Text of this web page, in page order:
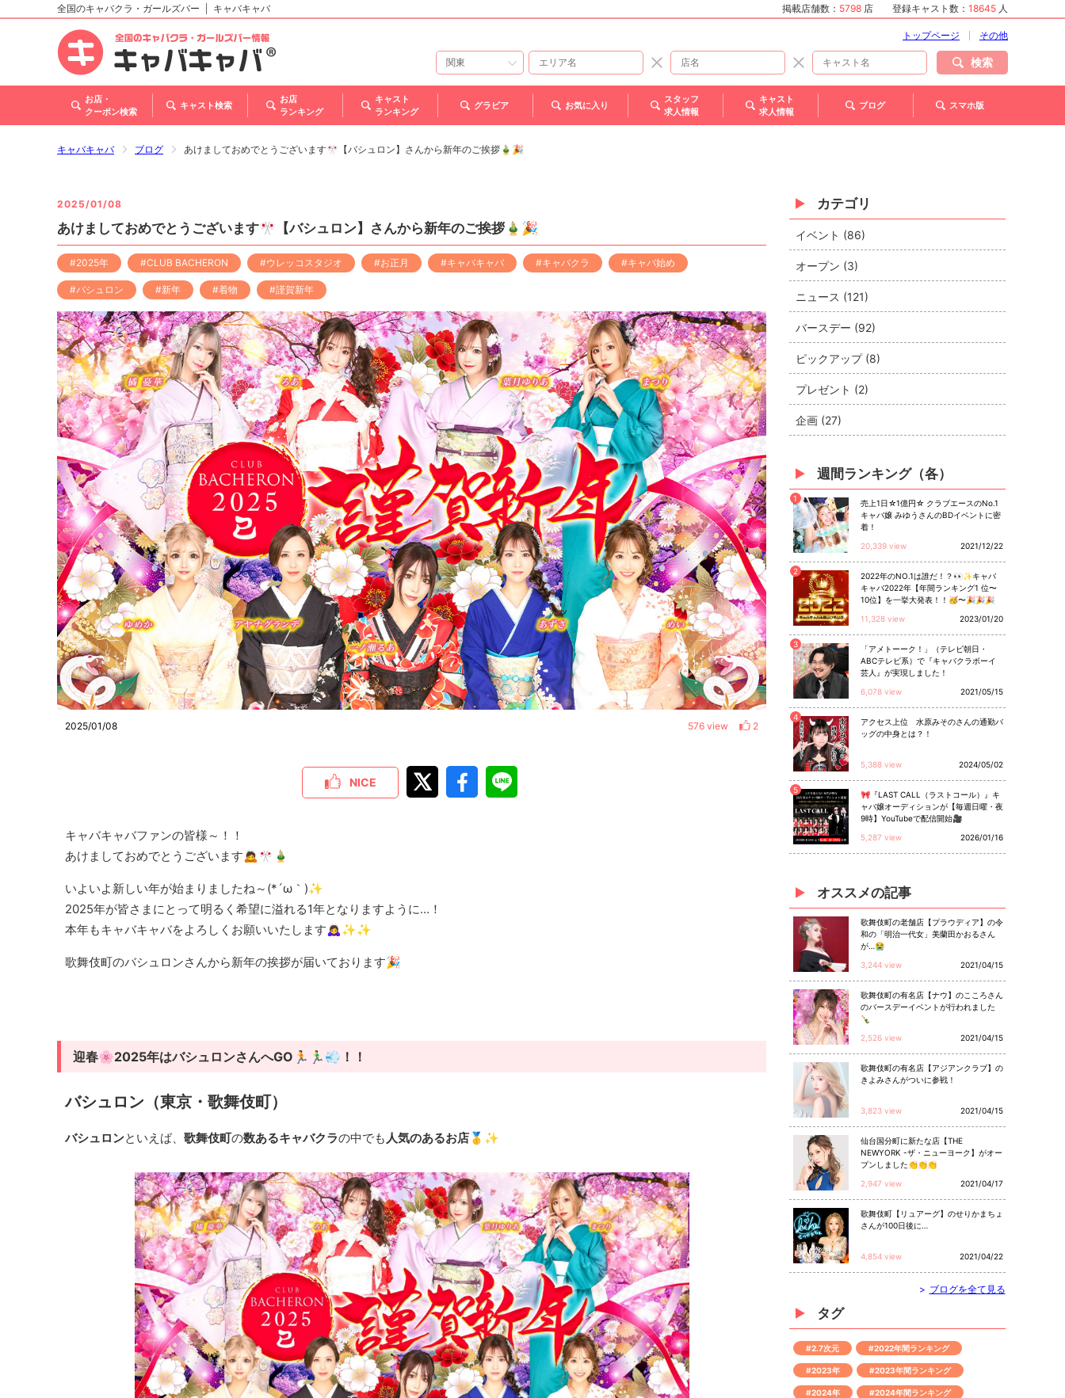
北海道
東北
甲信越・北陸
関西
全国のキャバクラ・ガールズバー キャバキャバ 掲載店舗数： 5798 店 登録キャスト数： 18645 人
トップページ その他
検索
お店・
クーポン検索
キャスト検索
お店
ランキング
キャスト
ランキング
グラビア お気に入り
スタッフ
求人情報
キャスト
求人情報
ブログ スマホ版
キャバキャバ ブログ あけましておめでとうございます🎌【バシュロン】さんから新年のご挨拶🎍🎉
2025/01/08
あけましておめでとうございます🎌【バシュロン】さんから新年のご挨拶🎍🎉
#2025年 #CLUB BACHERON #ウレッコスタジオ #お正月 #キャバキャバ #キャバクラ #キャバ始め
#バシュロン #新年 #着物 #謹賀新年
2025/01/08 576 view 2
NICE
キャバキャバファンの皆様～！！
あけましておめでとうございます🙇🎌🎍
いよいよ新しい年が始まりましたね～(*´ω｀)✨
2025年が皆さまにとって明るく希望に溢れる1年となりますように…！
本年もキャバキャバをよろしくお願いいたします🙇‍♀️✨✨
歌舞伎町のバシュロンさんから新年の挨拶が届いております🎉
迎春🌸2025年はバシュロンさんへGO🏃🏃‍♂️💨！！
バシュロン（東京・歌舞伎町）
バシュロンといえば、 歌舞伎町の数あるキャバクラの中でも 人気のあるお店 🥇✨
カテゴリ
イベント (86)
オープン (3)
ニュース (121)
バースデー (92)
ピックアップ (8)
プレゼント (2)
企画 (27)
週間ランキング（各）
1
売上1日☆1億円☆ クラブエースのNo.1
キャバ嬢 みゆうさんのBDイベントに密
着！
20,339 view
2021/12/22
2
2022年のNO.1は誰だ！？👀✨キャバ
キャバ2022年【年間ランキング1 位〜
10位】を一挙大発表！！🥳〜🎉🎉🎉
11,328 view
2023/01/20
3
「アメトーーク！」（テレビ朝日・
ABCテレビ系）で『キャバクラボーイ
芸人』が実現しました！
6,078 view
2021/05/15
4
アクセス上位 水原みそのさんの通勤バ
ッグの中身とは？！
5,388 view 2024/05/02
5
🎀『LAST CALL（ラストコール）』キ
ャバ嬢オーディションが【毎週日曜・夜
9時】YouTubeで配信開始🎥
5,287 view
2026/01/16
オススメの記事
歌舞伎町の老舗店【プラウディア】の令
和の「明治一代女」美蘭田かおるさん
が…😭
3,244 view
2021/04/15
歌舞伎町の有名店【ナウ】のこころさん
のバースデーイベントが行われました
🍾
2,526 view
2021/04/15
歌舞伎町の有名店【アジアンクラブ】の
きよみさんがついに参戦！
3,823 view 2021/04/15
仙台国分町に新たな店【THE
NEWYORK -ザ・ニューヨーク】がオー
プンしました👏👏👏
2,947 view
2021/04/17
歌舞伎町【リュアーグ】のせりかまちょ
さんが100日後に…
4,854 view 2021/04/22
> ブログを全て見る
タグ
#2.7次元 #2022年間ランキング
#2023年 #2023年間ランキング
#2024年 #2024年間ランキング